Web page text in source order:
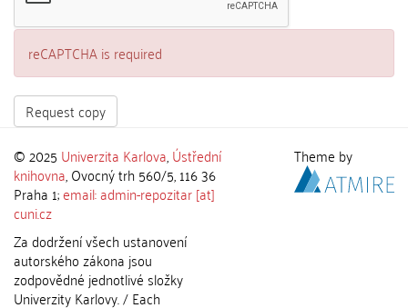
reCAPTCHA is required
Request copy
© 2025 Univerzita Karlova,Ústřední
knihovna, Ovocný trh 560/5, 116 36
Praha 1;email: admin-repozitar [at]
cuni.cz
Za dodržení všech ustanovení
autorského zákona jsou
zodpovědné jednotlivé složky
Univerzity Karlovy. / Each
Theme by